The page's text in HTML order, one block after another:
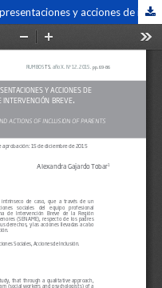
También queremos a los padres: representaciones y acciones de inclusión de padres en un programa de intervención breve. / Also we want to parents: representations and actions of inclusion of parents in brief intervention program.